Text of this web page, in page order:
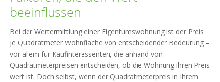
beeinflussen
Bei der Wertermittlung einer Eigentumswohnung ist der Preis
je Quadratmeter Wohnfläche von entscheidender Bedeutung –
vor allem für Kaufinteressenten, die anhand von
Quadratmeterpreisen entscheiden, ob die Wohnung ihren Preis
wert ist. Doch selbst, wenn der Quadratmeterpreis in Ihrem